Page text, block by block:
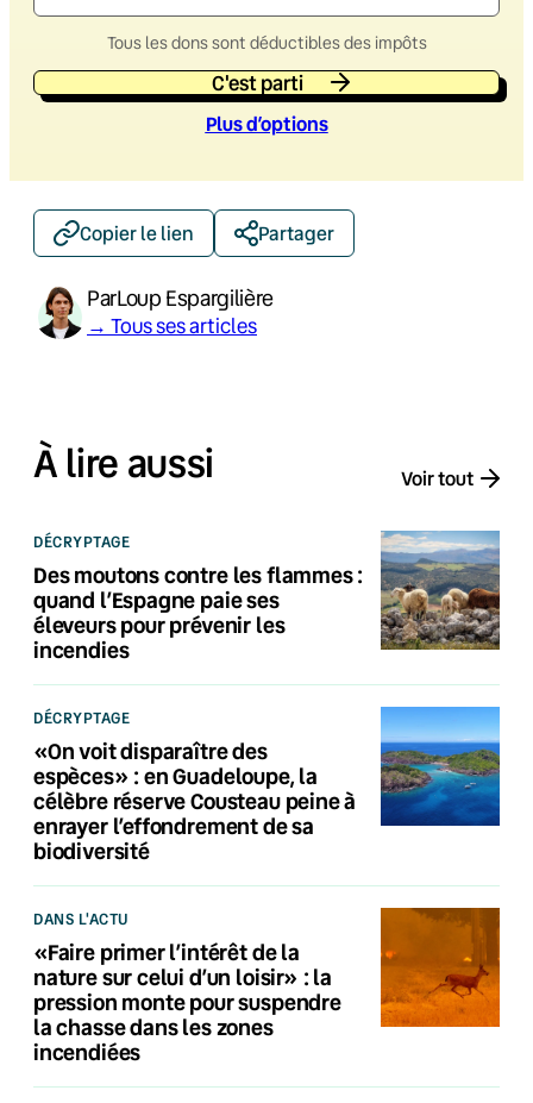
Tous les dons sont déductibles des impôts
C'est parti
Plus d’options
Copier le lien Partager
ParLoup Espargilière
→ Tous ses articles
À lire aussi Voir tout
DÉCRYPTAGE
Des moutons contre les flammes :
quand l’Espagne paie ses
éleveurs pour prévenir les
incendies
DÉCRYPTAGE
«On voit disparaître des
espèces» : en Guadeloupe, la
célèbre réserve Cousteau peine à
enrayer l’effondrement de sa
biodiversité
DANS L'ACTU
«Faire primer l’intérêt de la
nature sur celui d’un loisir» : la
pression monte pour suspendre
la chasse dans les zones
incendiées